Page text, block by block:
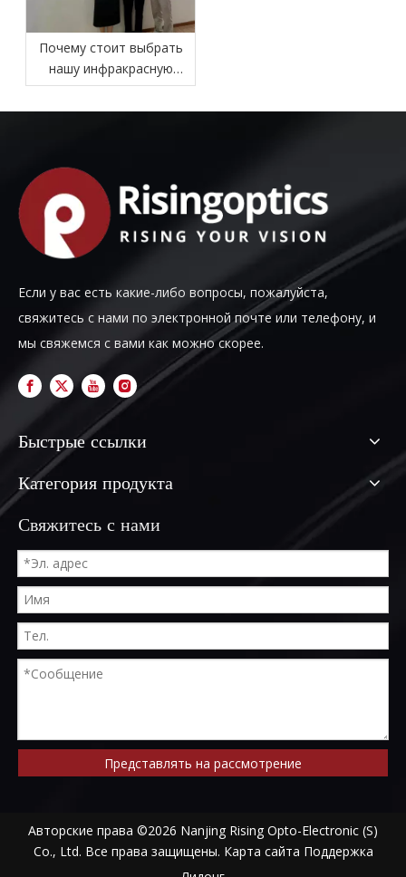
Почему стоит выбрать
нашу инфракрасную
линзу
Если у вас есть какие-либо вопросы, пожалуйста,
свяжитесь с нами по электронной почте или телефону, и
мы свяжемся с вами как можно скорее.
Быстрые ссылки
Категория продукта
Свяжитесь с нами
Представлять на рассмотрение
Авторские права ©2026 Nanjing Rising Opto-Electronic (S)
Co., Ltd. Все права защищены. Карта сайта Поддержка